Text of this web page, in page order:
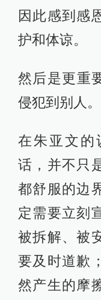
因此感到感
护和体谅。
然后是更重
侵犯到别人。
在朱亚文的
话，并不只
都舒服的边
定需要立刻
被拆解、被
要及时道歉
然产生的摩